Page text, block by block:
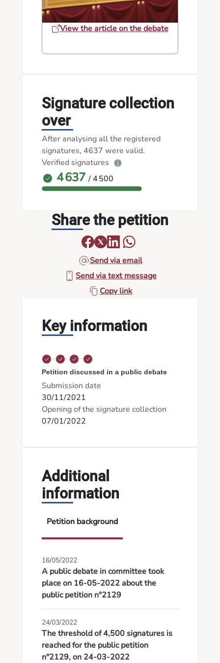
View the article on the debate
Signature collection
over
After analysing all the registered
signatures, 4637 were valid.
Verified signatures
4 637 / 4 500
Share the petition
Send via email
Send via text message
Copy link
Key information
Petition discussed in a public debate
Submission date
30/11/2021
Opening of the signature collection
07/01/2022
Additional
information
Petition background
16/05/2022
A public debate in committee took
place on 16-05-2022 about the
public petition n°2129
24/03/2022
The threshold of 4,500 signatures is
reached for the public petition
n°2129, on 24-03-2022